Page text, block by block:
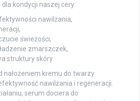
kondycji naszej cery:
nawilżania,
świeżości,
zmarszczek,
struktury skóry.
nałożeniem kremu do twarzy
nawilżania i regeneracji.
serum dociera do